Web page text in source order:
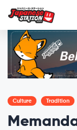
Culture Tradition